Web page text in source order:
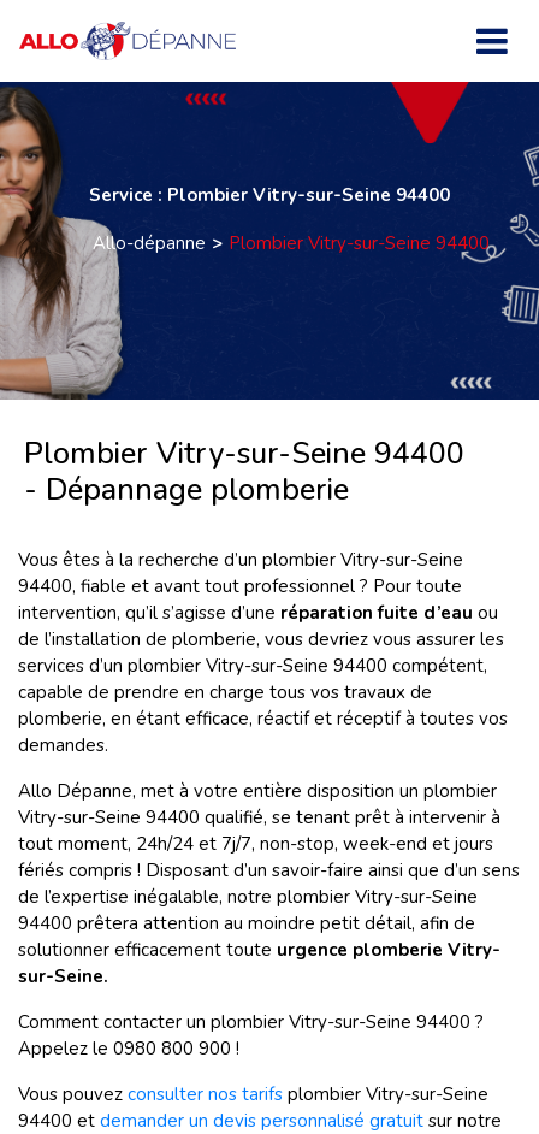
Service : Plombier Vitry-sur-Seine 94400
Allo-dépanne
Plombier Vitry-sur-Seine 94400
Plombier Vitry-sur-Seine 94400
- Dépannage plomberie
Vous êtes à la recherche d’un plombier Vitry-sur-Seine
94400, fiable et avant tout professionnel ? Pour toute
intervention, qu’il s’agisse d’une réparation fuite d’eau ou
de l’installation de plomberie, vous devriez vous assurer les
services d’un plombier Vitry-sur-Seine 94400 compétent,
capable de prendre en charge tous vos travaux de
plomberie, en étant efficace, réactif et réceptif à toutes vos
demandes.
Allo Dépanne, met à votre entière disposition un plombier
Vitry-sur-Seine 94400 qualifié, se tenant prêt à intervenir à
tout moment, 24h/24 et 7j/7, non-stop, week-end et jours
fériés compris ! Disposant d’un savoir-faire ainsi que d’un sens
de l’expertise inégalable, notre plombier Vitry-sur-Seine
94400 prêtera attention au moindre petit détail, afin de
solutionner efficacement toute urgence plomberie Vitry-
sur-Seine.
Comment contacter un plombier Vitry-sur-Seine 94400 ?
Appelez le 0980 800 900 !
Vous pouvez consulter nos tarifs plombier Vitry-sur-Seine
94400 et demander un devis personnalisé gratuit sur notre